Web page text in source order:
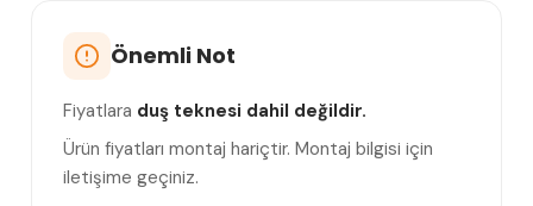
Önemli Not
Fiyatlara duş teknesi dahil değildir.
Ürün fiyatları montaj hariçtir. Montaj bilgisi için
iletişime geçiniz.